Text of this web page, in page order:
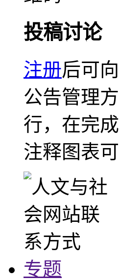
投稿讨论
注册后可
公告管理
行，在完
注释图表
专题